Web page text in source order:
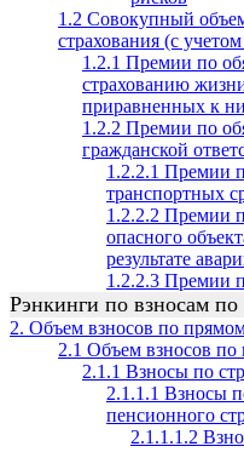
1.2 Совокупный
страхования (с
1.2.1 Премии по
страхованию
приравненных к
1.2.2 Премии по
гражданской
1.2.2.1 Премии
транспортных
1.2.2.2 Премии
опасного
результате
1.2.2.3 Премии
Рэнкинги по взносам
2. Объем взносов по
2.1 Объем взносов по
2.1.1 Взносы по
2.1.1.1 Взносы
пенсионного
2.1.1.1.2